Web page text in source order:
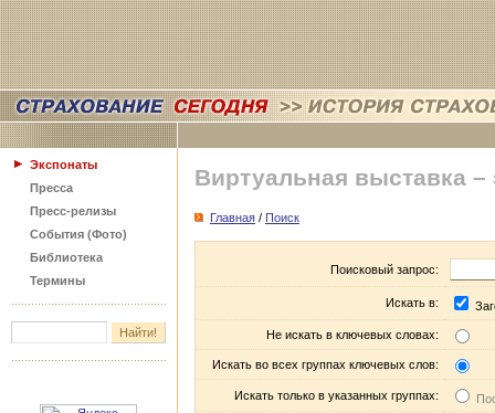
Экспонаты
Пресса
Пресс-релизы
События (Фото)
Библиотека
Термины
Виртуальная выставка –
Главная / Поиск
Поисковый запрос:
Искать в:
Не искать в ключевых словах:
Искать во всех группах ключевых слов:
Искать только в указанных группах: